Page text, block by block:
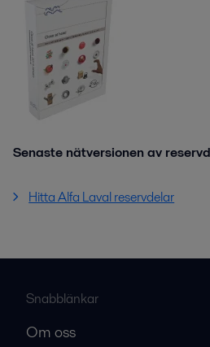
Senaste nätversionen av
Hitta Alfa Laval reservdelar
Snabblänkar
Om oss